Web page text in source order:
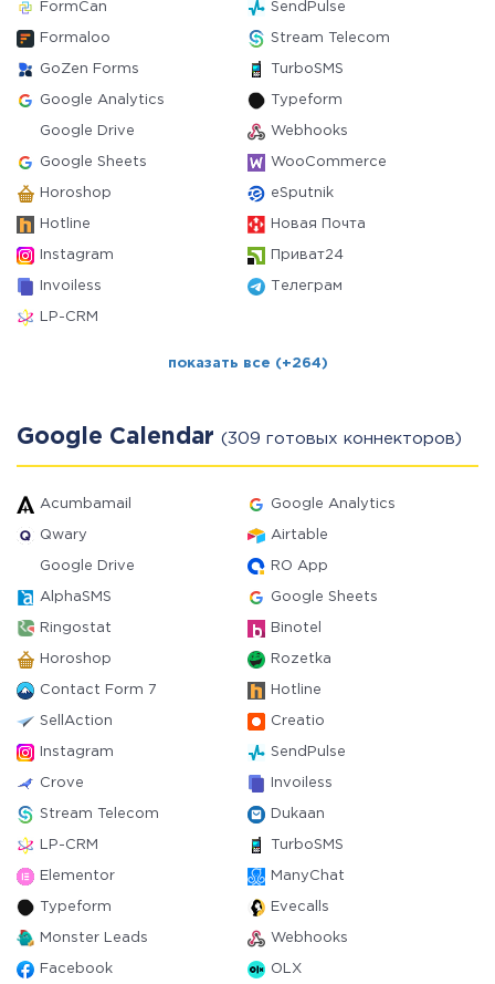
FormCan SendPulse
Formaloo Stream Telecom
GoZen Forms TurboSMS
Google Analytics Typeform
Google Drive Webhooks
Google Sheets WooCommerce
Horoshop eSputnik
Hotline Новая Почта
Instagram Приват24
Invoiless Телеграм
LP-CRM
показать все (+264)
Google Calendar (309 готовых коннекторов)
Acumbamail Google Analytics
Qwary Airtable
Google Drive RO App
AlphaSMS Google Sheets
Ringostat Binotel
Horoshop Rozetka
Contact Form 7 Hotline
SellAction Creatio
Instagram SendPulse
Crove Invoiless
Stream Telecom Dukaan
LP-CRM TurboSMS
Elementor ManyChat
Typeform Evecalls
Monster Leads Webhooks
Facebook OLX